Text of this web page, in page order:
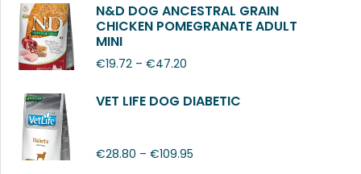
N&D DOG ANCESTRAL GRAIN
CHICKEN POMEGRANATE ADULT
MINI
€19.72 – €47.20
VET LIFE DOG DIABETIC
€28.80 – €109.95